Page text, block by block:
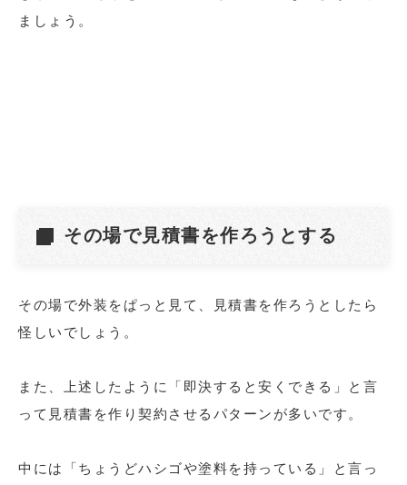
ましょう。
その場で見積書を作ろうとする
その場で外装をぱっと見て、見積書を作ろうとしたら
怪しいでしょう。
また、上述したように「即決すると安くできる」と言
って見積書を作り契約させるパターンが多いです。
中には「ちょうどハシゴや塗料を持っている」と言っ